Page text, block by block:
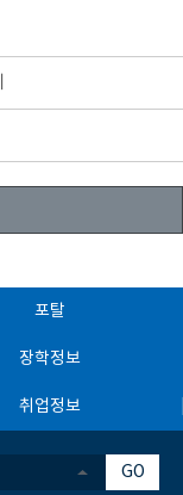
포탈
장학정보
취업정보
GO